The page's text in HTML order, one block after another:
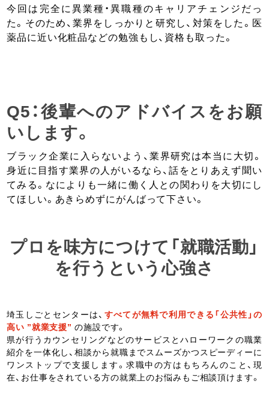
今回は完全に異業種・異職種のキャリアチェンジだっ
た。そのため、業界をしっかりと研究し、対策をした。医
薬品に近い化粧品などの勉強もし、資格も取った。
Q5：後輩へのアドバイスをお願
いします。
ブラック企業に入らないよう、業界研究は本当に大切。
身近に目指す業界の人がいるなら、話をとりあえず聞い
てみる。なによりも一緒に働く人との関わりを大切にし
てほしい。あきらめずにがんばって下さい。
プロを味方につけて「就職活動」
を行うという心強さ
埼玉しごとセンターは、 すべてが無料で利用できる「公共性」の
高い ”就業支援” の施設です。
県が行うカウンセリングなどのサービスとハローワークの職業
紹介を一体化し、相談から就職までスムーズかつスピーディーに
ワンストップで支援します。求職中の方はもちろんのこと、現
在、お仕事をされている方の就業上のお悩みもご相談頂けます。